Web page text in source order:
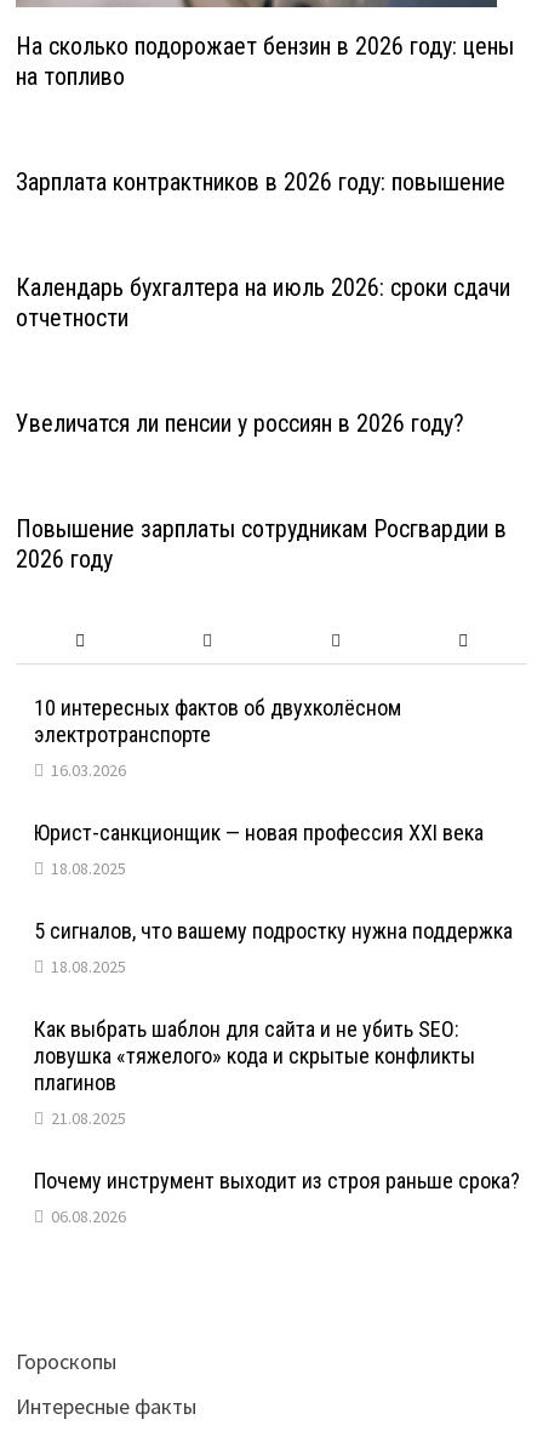
На сколько подорожает бензин в 2026 году: цены
на топливо
Зарплата контрактников в 2026 году: повышение
Календарь бухгалтера на июль 2026: сроки сдачи
отчетности
Увеличатся ли пенсии у россиян в 2026 году?
Повышение зарплаты сотрудникам Росгвардии в
2026 году
10 интересных фактов об двухколёсном
электротранспорте
16.03.2026
Юрист-санкционщик — новая профессия XXI века
18.08.2025
5 сигналов, что вашему подростку нужна поддержка
18.08.2025
Как выбрать шаблон для сайта и не убить SEO:
ловушка «тяжелого» кода и скрытые конфликты
плагинов
21.08.2025
Почему инструмент выходит из строя раньше срока?
06.08.2026
Гороскопы
Интересные факты